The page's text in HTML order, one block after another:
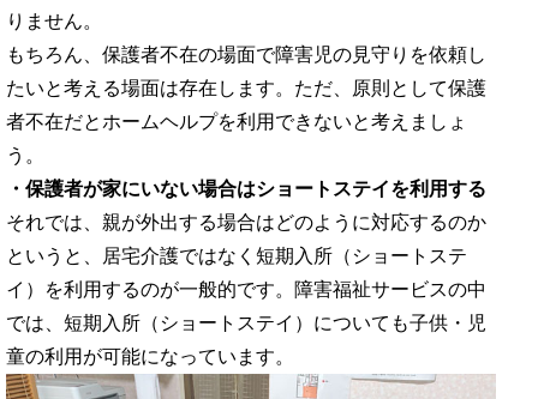
りません。
もちろん、保護者不在の場面で障害児の見守りを依頼し
たいと考える場面は存在します。ただ、原則として保護
者不在だとホームヘルプを利用できないと考えましょ
う。
・保護者が家にいない場合はショートステイを利用する
それでは、親が外出する場合はどのように対応するのか
というと、居宅介護ではなく短期入所（ショートステ
イ）を利用するのが一般的です。障害福祉サービスの中
では、短期入所（ショートステイ）についても子供・児
童の利用が可能になっています。